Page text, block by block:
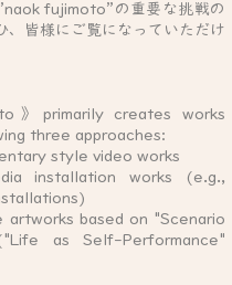
fujimoto”の重要な挑戦の
、皆様にご覧になっていただけ
》primarily creates works
three approaches:
style video works
installation works (e.g.,
based on "Scenario
as Self-Performance"